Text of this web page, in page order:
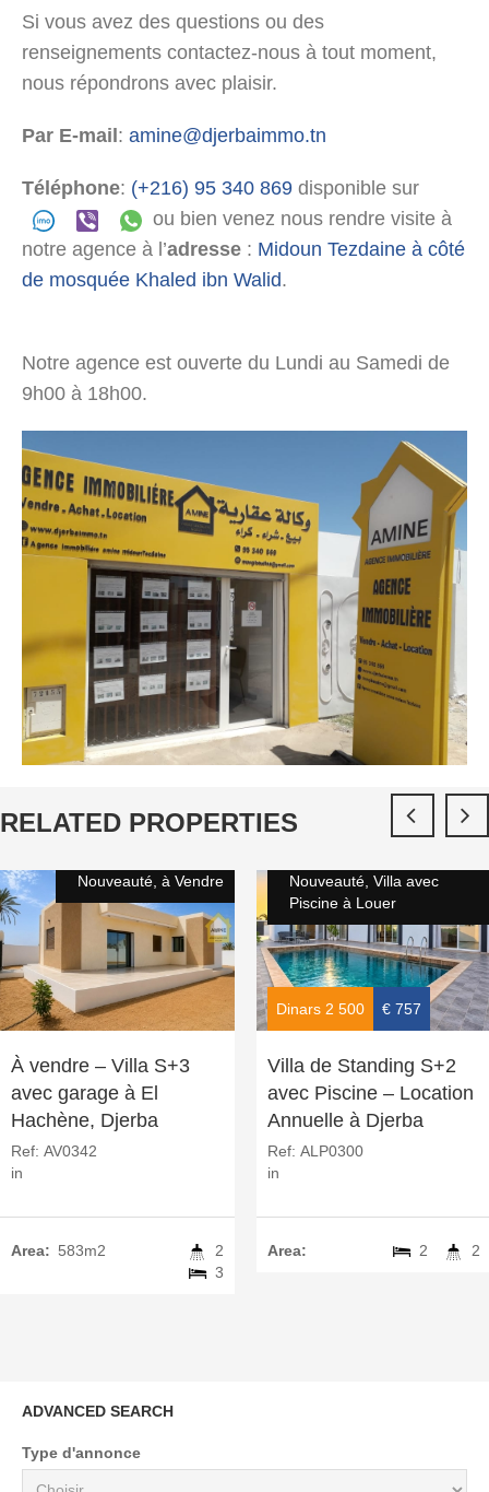
Si vous avez des questions ou des
renseignements contactez-nous à tout moment,
nous répondrons avec plaisir.
Par E-mail : amine@djerbaimmo.tn
Téléphone: (+216) 95 340 869 disponible sur
ou bien venez nous rendre visite à
notre agence à l’adresse : Midoun Tezdaine à côté
de mosquée Khaled ibn Walid.
Notre agence est ouverte du Lundi au Samedi de
9h00 à 18h00.
RELATED PROPERTIES
Nouveauté, à Vendre
À vendre – Villa S+3
avec garage à El
Hachène, Djerba
Ref: AV0342
in
Area: 583m2
2
3
Nouveauté, Villa avec
Piscine à Louer
Dinars 2 500 € 757
Villa de Standing S+2
avec Piscine – Location
Annuelle à Djerba
Ref: ALP0300
in
Area: 2
2
ADVANCED SEARCH
Type d'annonce